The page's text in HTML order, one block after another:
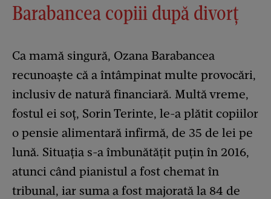
Barabancea copiii după divorț
Ca mamă singură, Ozana Barabancea
recunoaște că a întâmpinat multe provocări,
inclusiv de natură financiară. Multă vreme,
fostul ei soț, Sorin Terinte, le-a plătit copiilor
o pensie alimentară infirmă, de 35 de lei pe
lună. Situația s-a îmbunătățit puțin în 2016,
atunci când pianistul a fost chemat în
tribunal, iar suma a fost majorată la 84 de